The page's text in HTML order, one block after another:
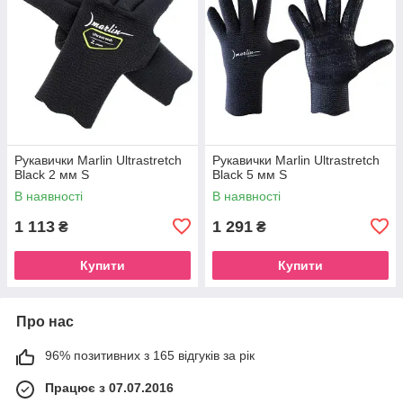
Рукавички Marlin Ultrastretch
Black 2 мм S
В наявності
1 113 ₴
Купити
Рукавички Marlin Ultrastretch
Black 5 мм S
В наявності
1 291 ₴
Купити
Про нас
96% позитивних з 165 відгуків за рік
Працює з 07.07.2016